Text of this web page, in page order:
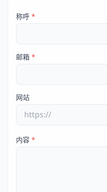
称呼 *
邮箱 *
网站
内容 *